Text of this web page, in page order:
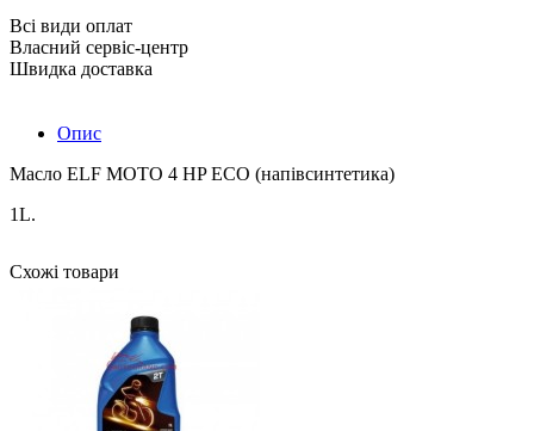
Всі види оплат
Власний сервіс-центр
Швидка доставка
Опис
Масло ELF MOTO 4 HP ECO (напівсинтетика)
1L.
Схожі товари